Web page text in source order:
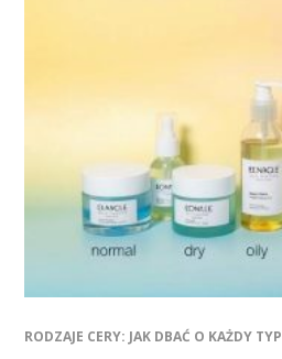
RODZAJE CERY: JAK DBAĆ O KAŻDY